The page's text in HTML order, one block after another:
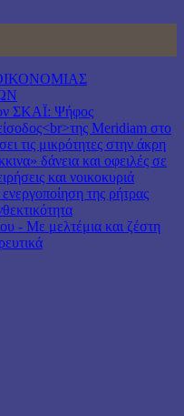
ΣΚΑΪ: Ψήφος
Meridiam στο
τις μικρότητες στην άκρη
δάνεια και οφειλές σε
και νοικοκυριά
της ρήτρας
- Με μελτέμια και ζέστη